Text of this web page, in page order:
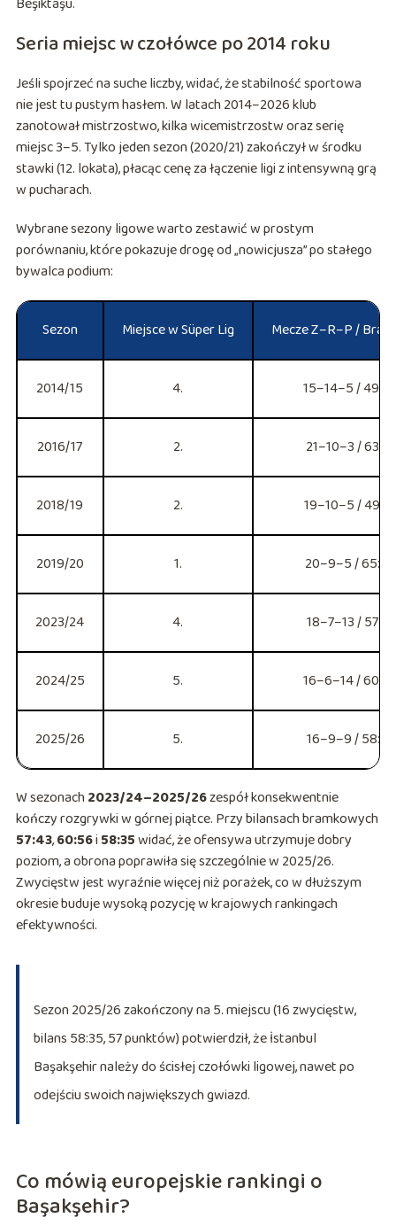
Seria miejsc w czołówce po 2014 roku
Jeśli spojrzeć na suche liczby, widać, że stabilność sportowa
nie jest tu pustym hasłem. W latach 2014–2026 klub
zanotował mistrzostwo, kilka wicemistrzostw oraz serię
miejsc 3–5. Tylko jeden sezon (2020/21) zakończył w środku
stawki (12. lokata), płacąc cenę za łączenie ligi z intensywną grą
w pucharach.
Wybrane sezony ligowe warto zestawić w prostym
porównaniu, które pokazuje drogę od „nowicjusza” po stałego
bywalca podium:
Sezon Miejsce w Süper Lig Mecze Z–R–P /
2014/15 4. 15–14–5 /
2016/17 2. 21–10–3 /
2018/19 2. 19–10–5 /
2019/20 1. 20–9–5 /
2023/24 4. 18–7–13 /
2024/25 5. 16–6–14 /
2025/26 5. 16–9–9 /
W sezonach2023/24–2025/26zespół konsekwentnie
kończy rozgrywki w górnej piątce. Przy bilansach bramkowych
57:43,60:56i 58:35widać, że ofensywa utrzymuje dobry
poziom, a obrona poprawiła się szczególnie w 2025/26.
Zwycięstw jest wyraźnie więcej niż porażek, co w dłuższym
okresie buduje wysoką pozycję w krajowych rankingach
efektywności.
Sezon 2025/26 zakończony na 5. miejscu (16 zwycięstw,
bilans 58:35, 57 punktów) potwierdził, że İstanbul
Başakşehir należy do ścisłej czołówki ligowej, nawet po
odejściu swoich największych gwiazd.
Co mówią europejskie rankingi o
Başakşehir?